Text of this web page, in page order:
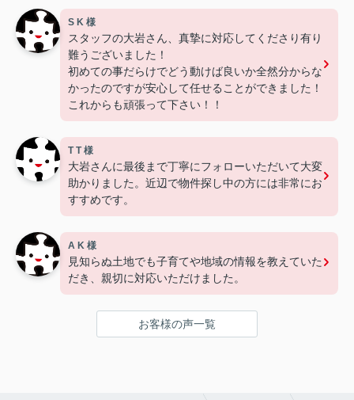
S K 様
スタッフの大岩さん、真摯に対応してくださり有り
難うございました！
初めての事だらけでどう動けば良いか全然分からな
かったのですが安心して任せることができました！
これからも頑張って下さい！！
T T 様
大岩さんに最後まで丁寧にフォローいただいて大変
助かりました。近辺で物件探し中の方には非常にお
すすめです。
A K 様
見知らぬ土地でも子育てや地域の情報を教えていた
だき、親切に対応いただけました。
お客様の声一覧